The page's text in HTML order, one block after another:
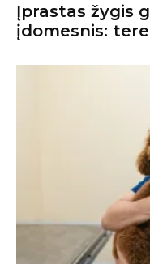
Įprastas žygis
įdomesnis: